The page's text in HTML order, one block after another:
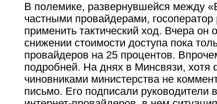
В полемике, развернувшейся между
частными провайдерами,
применить тактический ход. Вчера он
снижении стоимости доступа пока
провайдеров на 25 процентов.
подробней. На днях в Минсвязи, хотя
чиновниками министерства не
письмо. Его подписали руководители